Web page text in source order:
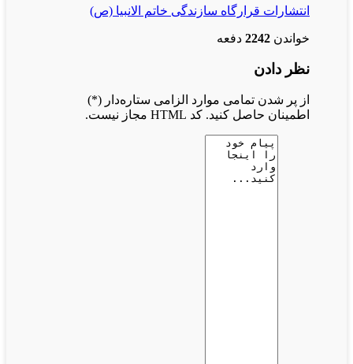
انتشارات قرارگاه سازندگی خاتم الانبیا (ص)
خواندن 2242 دفعه
نظر دادن
از پر شدن تمامی موارد الزامی ستاره‌دار (*)
اطمینان حاصل کنید. کد HTML مجاز نیست.